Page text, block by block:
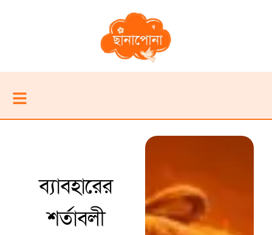
ব্যাবহারের
শর্তাবলী